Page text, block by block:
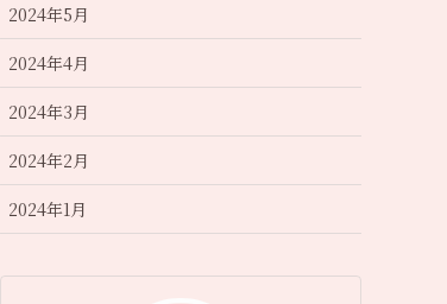
2024年5月
2024年4月
2024年3月
2024年2月
2024年1月